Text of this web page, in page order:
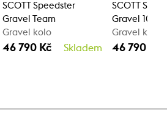
SCOTT Speedster
Gravel Team
Gravel kolo
46 790 Kč Skladem
SCOTT
Gravel 10
Gravel kolo
46 790 Kč